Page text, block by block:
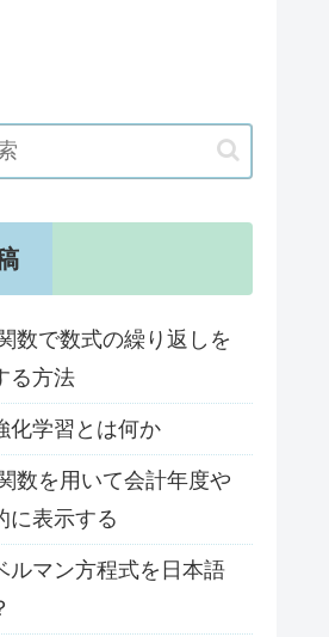
数で数式の繰り返しを
る方法
化学習とは何か
数を用いて会計年度や
に表示する
ルマン方程式を日本語